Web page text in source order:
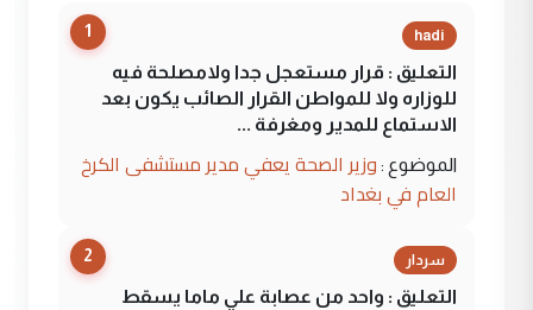
1 hadi
التعليق : قرار مستعجل جدا ولامصلحة فيه
للوزاره ولا للمواطن القرار الصائب يكون بعد
الاستماع للمدير ومغرفة ...
الموضوع : وزير الصحة يعفي مدير مستشفى الكرخ
العام في بغداد
2 سردار
التعليق : واحد من عصابة علي ماما يسقط